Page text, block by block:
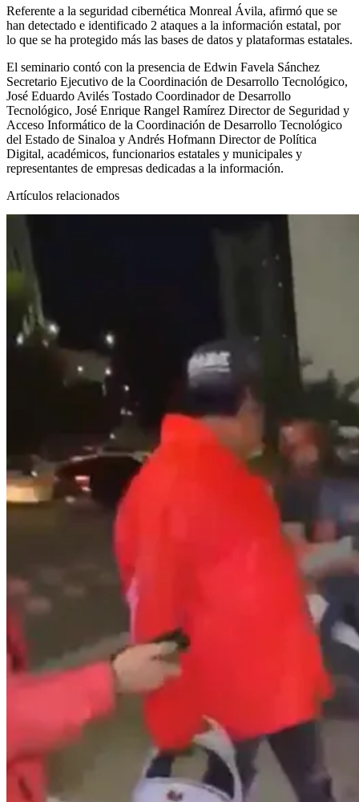
Referente a la seguridad cibernética Monreal Ávila, afirmó que se
han detectado e identificado 2 ataques a la información estatal, por
lo que se ha protegido más las bases de datos y plataformas estatales.
El seminario contó con la presencia de Edwin Favela Sánchez
Secretario Ejecutivo de la Coordinación de Desarrollo Tecnológico,
José Eduardo Avilés Tostado Coordinador de Desarrollo
Tecnológico, José Enrique Rangel Ramírez Director de Seguridad y
Acceso Informático de la Coordinación de Desarrollo Tecnológico
del Estado de Sinaloa y Andrés Hofmann Director de Política
Digital, académicos, funcionarios estatales y municipales y
representantes de empresas dedicadas a la información.
Artículos relacionados